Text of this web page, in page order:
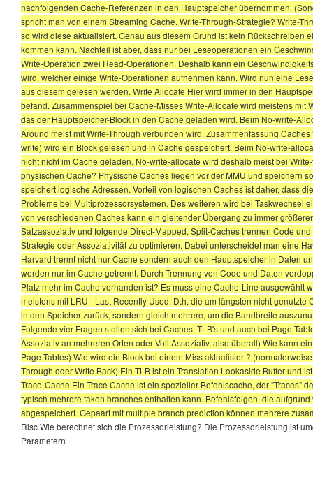
nachfolgenden Cache-Referenzen in den Hauptspeicher übernommen.
spricht man von einem Streaming Cache. Write-Through-Strategie? Write-
so wird diese aktualisiert. Genau aus diesem Grund ist kein
kommen kann. Nachteil ist aber, dass nur bei Leseoperationen ein
Write-Operation zwei Read-Operationen. Deshalb kann ein
wird, welcher einige Write-Operationen aufnehmen kann. Wird nun eine
aus diesem gelesen werden. Write Allocate Hier wird immer in den
befand. Zusammenspiel bei Cache-Misses Write-Allocate wird meistens
das der Hauptspeicher-Block in den Cache geladen wird. Beim No-write-
Around meist mit Write-Through verbunden wird. Zusammenfassung
write) wird ein Block gelesen und in Cache gespeichert. Beim No-write-
nicht nicht im Cache geladen. No-write-allocate wird deshalb meist bei
physischen Cache? Physische Caches liegen vor der MMU und speichern
speichert logische Adressen. Vorteil von logischen Caches ist daher, dass
Probleme bei Multiprozessorsystemen. Des weiteren wird bei
von verschiedenen Caches kann ein gleitender Übergang zu immer
Satzassoziativ und folgende Direct-Mapped. Split-Caches trennen Code
Strategie oder Assoziativität zu optimieren. Dabei unterscheidet man eine
Harvard trennt nicht nur Cache sondern auch den Hauptspeicher in Daten
werden nur im Cache getrennt. Durch Trennung von Code und Daten
Platz mehr im Cache vorhanden ist? Es muss eine Cache-Line
meistens mit LRU - Last Recently Used. D.h. die am längsten nicht
in den Speicher zurück, sondern gleich mehrere, um die Bandbreite
Folgende vier Fragen stellen sich bei Caches, TLB's und auch bei Page
Assoziativ an mehreren Orten oder Voll Assoziativ, also überall) Wie kann
Page Tables) Wie wird ein Block bei einem Miss aktualisiert?
Through oder Write Back) Ein TLB ist ein Translation Lookaside Buffer und
Trace-Cache Ein Trace Cache ist ein spezieller Befehlscache, der "Traces"
typisch mehrere taken branches enthalten kann. Befehlsfolgen, die
abgespeichert. Gepaart mit multiple branch prediction können mehrere
Risc Wie berechnet sich die Prozessorleistung? Die Prozessorleistung ist
Parametern